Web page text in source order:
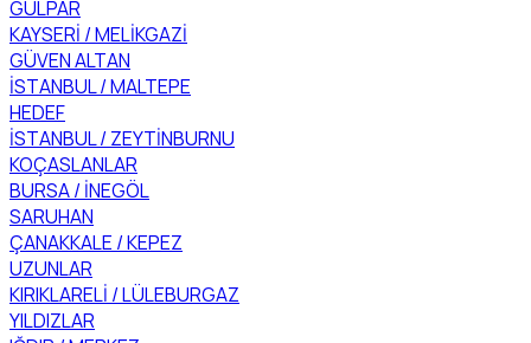
GÜLPAR
KAYSERİ / MELİKGAZİ
GÜVEN ALTAN
İSTANBUL / MALTEPE
HEDEF
İSTANBUL / ZEYTİNBURNU
KOÇASLANLAR
BURSA / İNEGÖL
SARUHAN
ÇANAKKALE / KEPEZ
UZUNLAR
KIRIKLARELİ / LÜLEBURGAZ
YILDIZLAR